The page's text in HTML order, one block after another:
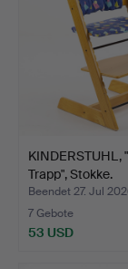
KINDERSTUHL,
Trapp", Stokke.
Beendet 27. Jul
7 Gebote
53 USD